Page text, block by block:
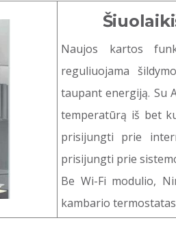
Naujos kartos
reguliuojama
taupant energiją. Su
temperatūrą iš bet
prisijungti prie
prisijungti prie
Be Wi-Fi modulio,
kambario